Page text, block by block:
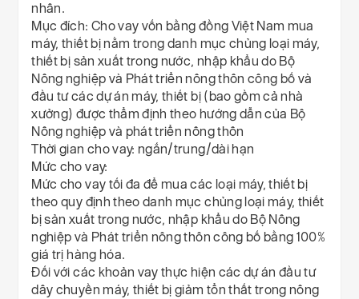
nhân.
Mục đích: Cho vay vốn bằng đồng Việt Nam mua
máy, thiết bị nằm trong danh mục chủng loại máy,
thiết bị sản xuất trong nước, nhập khẩu do Bộ
Nông nghiệp và Phát triển nông thôn công bố và
đầu tư các dự án máy, thiết bị (bao gồm cả nhà
xưởng) được thẩm định theo hướng dẫn của Bộ
Nông nghiệp và phát triển nông thôn
Thời gian cho vay: ngắn/trung/dài hạn
Mức cho vay:
Mức cho vay tối đa để mua các loại máy, thiết bị
theo quy định theo danh mục chủng loại máy, thiết
bị sản xuất trong nước, nhập khẩu do Bộ Nông
nghiệp và Phát triển nông thôn công bố bằng 100%
giá trị hàng hóa.
Đối với các khoản vay thực hiện các dự án đầu tư
dây chuyền máy, thiết bị giảm tổn thất trong nông